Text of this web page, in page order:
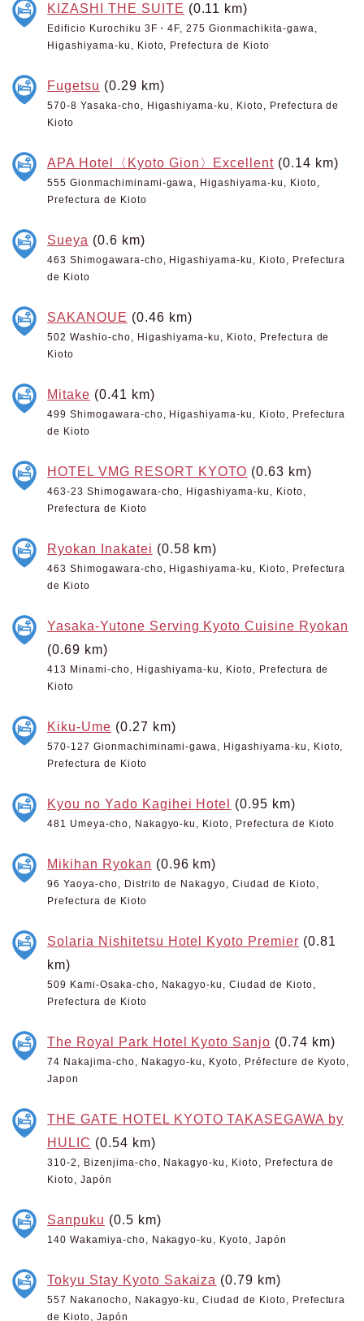
KIZASHI THE SUITE (0.11 km)
Edificio Kurochiku 3F・4F, 275 Gionmachikita-gawa,
Higashiyama-ku, Kioto, Prefectura de Kioto
Fugetsu (0.29 km)
570-8 Yasaka-cho, Higashiyama-ku, Kioto, Prefectura de
Kioto
APA Hotel〈Kyoto Gion〉Excellent (0.14 km)
555 Gionmachiminami-gawa, Higashiyama-ku, Kioto,
Prefectura de Kioto
Sueya (0.6 km)
463 Shimogawara-cho, Higashiyama-ku, Kioto, Prefectura
de Kioto
SAKANOUE (0.46 km)
502 Washio-cho, Higashiyama-ku, Kioto, Prefectura de
Kioto
Mitake (0.41 km)
499 Shimogawara-cho, Higashiyama-ku, Kioto, Prefectura
de Kioto
HOTEL VMG RESORT KYOTO (0.63 km)
463-23 Shimogawara-cho, Higashiyama-ku, Kioto,
Prefectura de Kioto
Ryokan Inakatei (0.58 km)
463 Shimogawara-cho, Higashiyama-ku, Kioto, Prefectura
de Kioto
Yasaka-Yutone Serving Kyoto Cuisine Ryokan
(0.69 km)
413 Minami-cho, Higashiyama-ku, Kioto, Prefectura de
Kioto
Kiku-Ume (0.27 km)
570-127 Gionmachiminami-gawa, Higashiyama-ku, Kioto,
Prefectura de Kioto
Kyou no Yado Kagihei Hotel (0.95 km)
481 Umeya-cho, Nakagyo-ku, Kioto, Prefectura de Kioto
Mikihan Ryokan (0.96 km)
96 Yaoya-cho, Distrito de Nakagyo, Ciudad de Kioto,
Prefectura de Kioto
Solaria Nishitetsu Hotel Kyoto Premier (0.81
km)
509 Kami-Osaka-cho, Nakagyo-ku, Ciudad de Kioto,
Prefectura de Kioto
The Royal Park Hotel Kyoto Sanjo (0.74 km)
74 Nakajima-cho, Nakagyo-ku, Kyoto, Préfecture de Kyoto,
Japon
THE GATE HOTEL KYOTO TAKASEGAWA by
HULIC (0.54 km)
310-2, Bizenjima-cho, Nakagyo-ku, Kioto, Prefectura de
Kioto, Japón
Sanpuku (0.5 km)
140 Wakamiya-cho, Nakagyo-ku, Kyoto, Japón
Tokyu Stay Kyoto Sakaiza (0.79 km)
557 Nakanocho, Nakagyo-ku, Ciudad de Kioto, Prefectura
de Kioto, Japón